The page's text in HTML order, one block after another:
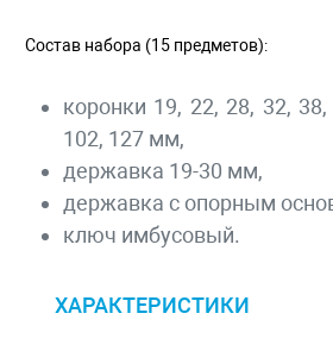
Состав набора (15 предметов):
коронки 19, 22, 28, 32,
102, 127 мм,
державка 19-30 мм,
державка с опорным
ключ имбусовый.
ХАРАКТЕРИСТИКИ